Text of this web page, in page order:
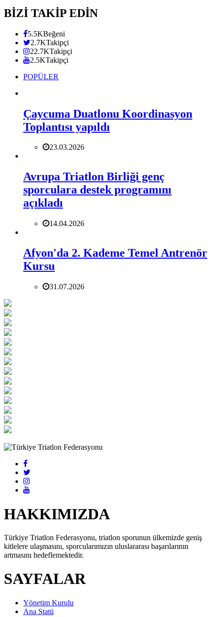
BİZİ TAKİP EDİN
5.5KBeğeni
2.7KTakipçi
22.7KTakipçi
2.5KTakipçi
POPÜLER
Çaycuma Duatlonu Koordinasyon
Toplantısı yapıldı
23.03.2026
Avrupa Triatlon Birliği genç
sporculara destek programını
açıkladı
14.04.2026
Afyon'da 2. Kademe Temel Antrenör
Kursu
31.07.2026
HAKKIMIZDA
Türkiye Triatlon Federasyonu, triatlon sporunun ülkemizde geniş
kitlelere ulaşmasını, sporcularımızın uluslararası başarılarının
artmasını hedeflemektedir.
SAYFALAR
Yönetim Kurulu
Ana Statü